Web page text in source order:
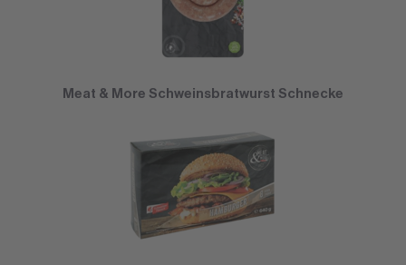
Meat & More Schweinsbratwurst Schnecke